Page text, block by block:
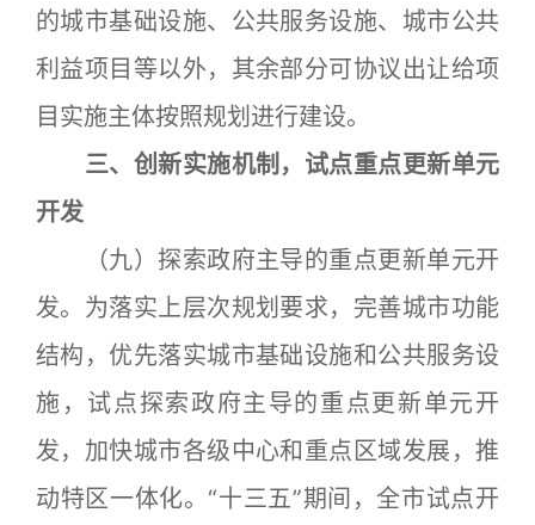
的城市基础设施、公共服务设施、城市公共
利益项目等以外，其余部分可协议出让给项
目实施主体按照规划进行建设。
三、创新实施机制，试点重点更新单元
开发
（九）探索政府主导的重点更新单元开
发。为落实上层次规划要求，完善城市功能
结构，优先落实城市基础设施和公共服务设
施，试点探索政府主导的重点更新单元开
发，加快城市各级中心和重点区域发展，推
动特区一体化。“十三五”期间，全市试点开